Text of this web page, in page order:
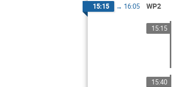
15:15 → 16:05 WP2
15:15
15:40